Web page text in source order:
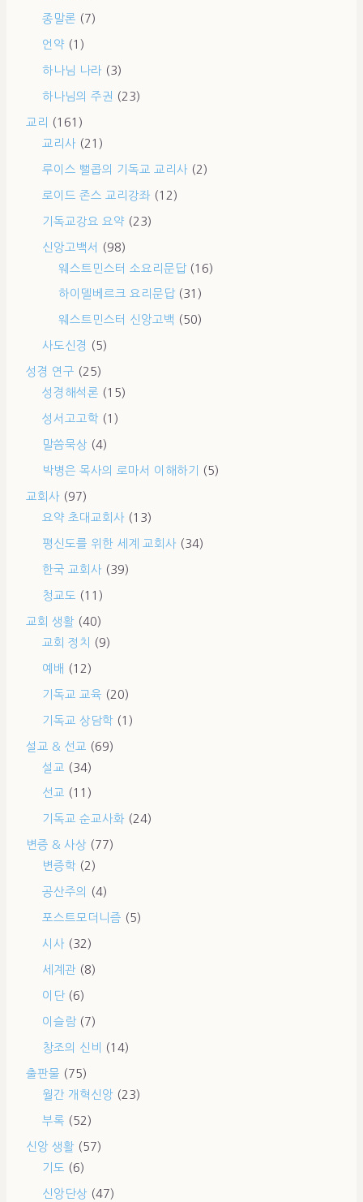
종말론 (7)
언약 (1)
하나님 나라 (3)
하나님의 주권 (23)
교리
(161)
교리사 (21)
루이스 뻘콥의 기독교 교리사 (2)
로이드 존스 교리강좌 (12)
기독교강요 요약 (23)
신앙고백서
(98)
웨스트민스터 소요리문답(16)
하이델베르크 요리문답(31)
웨스트민스터 신앙고백 (50)
사도신경 (5)
성경 연구 (25)
성경해석론 (15)
성서고고학 (1)
말씀묵상 (4)
박병은 목사의 로마서 이해하기 (5)
교회사 (97)
요약 초대교회사 (13)
평신도를 위한 세계 교회사 (34)
한국 교회사 (39)
청교도 (11)
교회 생활 (40)
교회 정치
(9)
예배 (12)
기독교 교육 (20)
기독교 상담학 (1)
설교 & 선교
(69)
설교
(34)
선교 (11)
기독교 순교사화 (24)
변증 & 사상 (77)
변증학 (2)
공산주의 (4)
포스트모더니즘 (5)
시사 (32)
세계관 (8)
이단 (6)
이슬람 (7)
창조의 신비 (14)
출판물 (75)
월간 개혁신앙 (23)
부록 (52)
신앙 생활 (57)
기도 (6)
신앙단상 (47)